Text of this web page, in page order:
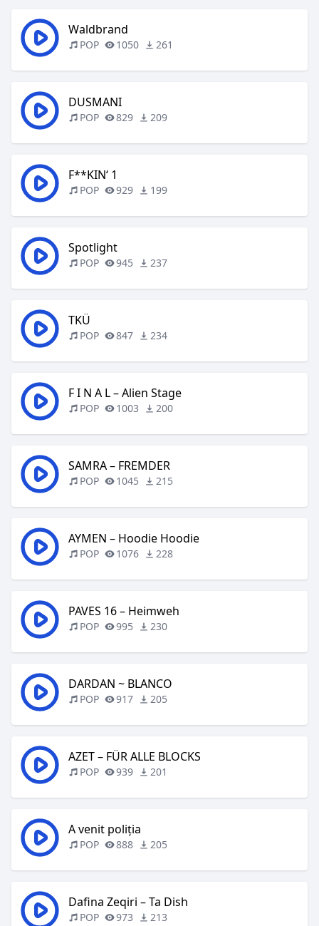
Waldbrand
POP 1050 261
DUSMANI
POP 829 209
F**KIN‘ 1
POP 929 199
Spotlight
POP 945 237
TKÜ
POP 847 234
F I N A L – Alien Stage
POP 1003 200
SAMRA – FREMDER
POP 1045 215
AYMEN – Hoodie Hoodie
POP 1076 228
PAVES 16 – Heimweh
POP 995 230
DARDAN ~ BLANCO
POP 917 205
AZET – FÜR ALLE BLOCKS
POP 939 201
A venit poliția
POP 888 205
Dafina Zeqiri – Ta Dish
POP 973 213